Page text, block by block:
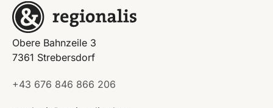
Obere Bahnzeile 3
7361 Strebersdorf
+43 676 846 866 206